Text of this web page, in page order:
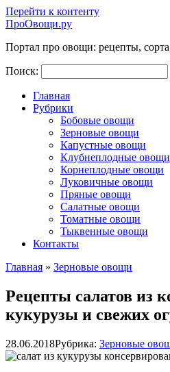
Перейти к контенту
ПроОвощи.ру
Портал про овощи: рецепты,
Поиск:
Главная
Рубрики
Бобовые овощи
Зерновые овощи
Капустные овощи
Клубнеплодные овощи
Корнеплодные овощи
Луковичные овощи
Пряные овощи
Салатные овощи
Томатные овощи
Тыквенные овощи
Контакты
Главная » Зерновые овощи
Рецепты салатов из
кукурузы и свежих
28.06.2018Рубрика: Зерновые